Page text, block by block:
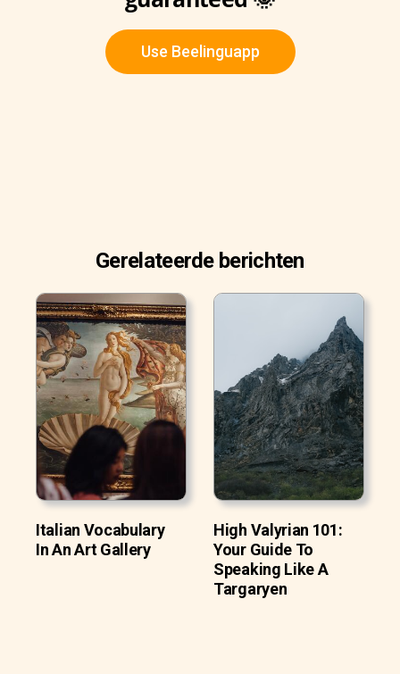
Use Beelinguapp
Gerelateerde berichten
Italian Vocabulary
In An Art Gallery
High Valyrian 101:
Your Guide To
Speaking Like A
Targaryen